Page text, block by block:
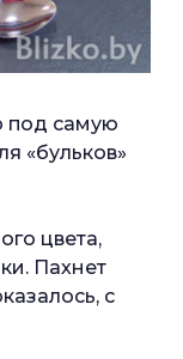
под самую
«бульков»
цвета,
Пахнет
с